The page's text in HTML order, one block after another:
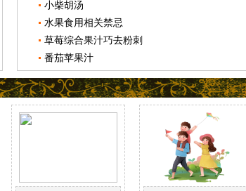
小柴胡汤
水果食用相关禁忌
草莓综合果汁巧去粉刺
番茄苹果汁